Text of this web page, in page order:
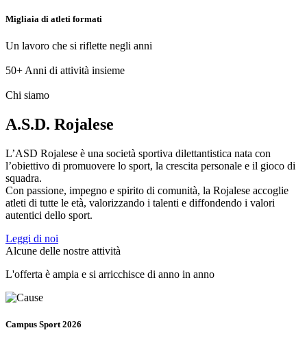
Migliaia di atleti formati
Un lavoro che si riflette negli anni
50+ Anni di attività insieme
Chi siamo
A.S.D. Rojalese
L’ASD Rojalese è una società sportiva dilettantistica nata con
l’obiettivo di promuovere lo sport, la crescita personale e il gioco di
squadra.
Con passione, impegno e spirito di comunità, la Rojalese accoglie
atleti di tutte le età, valorizzando i talenti e diffondendo i valori
autentici dello sport.
Leggi di noi
Alcune delle nostre attività
L'offerta è ampia e si arricchisce di anno in anno
Campus Sport 2026